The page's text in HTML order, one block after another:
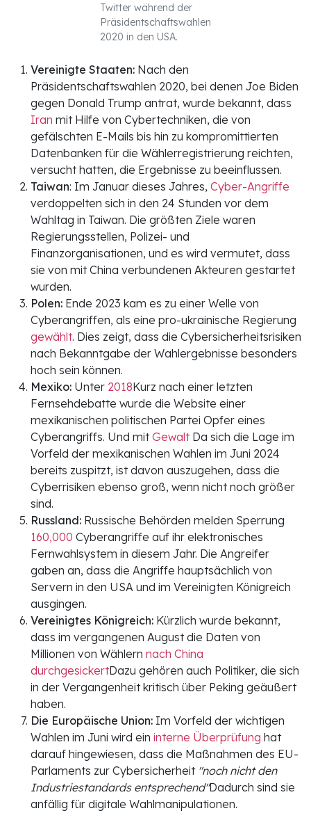
Twitter während der
Präsidentschaftswahlen
2020 in den USA.
Vereinigte Staaten: Nach den
Präsidentschaftswahlen 2020, bei denen Joe Biden
gegen Donald Trump antrat, wurde bekannt, dass
Iran mit Hilfe von Cybertechniken, die von
gefälschten E-Mails bis hin zu kompromittierten
Datenbanken für die Wählerregistrierung reichten,
versucht hatten, die Ergebnisse zu beeinflussen.
Taiwan: Im Januar dieses Jahres, Cyber-Angriffe
verdoppelten sich in den 24 Stunden vor dem
Wahltag in Taiwan. Die größten Ziele waren
Regierungsstellen, Polizei- und
Finanzorganisationen, und es wird vermutet, dass
sie von mit China verbundenen Akteuren gestartet
wurden.
Polen: Ende 2023 kam es zu einer Welle von
Cyberangriffen, als eine pro-ukrainische Regierung
gewählt. Dies zeigt, dass die Cybersicherheitsrisiken
nach Bekanntgabe der Wahlergebnisse besonders
hoch sein können.
Mexiko: Unter 2018Kurz nach einer letzten
Fernsehdebatte wurde die Website einer
mexikanischen politischen Partei Opfer eines
Cyberangriffs. Und mitGewaltDa sich die Lage im
Vorfeld der mexikanischen Wahlen im Juni 2024
bereits zuspitzt, ist davon auszugehen, dass die
Cyberrisiken ebenso groß, wenn nicht noch größer
sind.
Russland: Russische Behörden melden Sperrung
160,000 Cyberangriffe auf ihr elektronisches
Fernwahlsystem in diesem Jahr. Die Angreifer
gaben an, dass die Angriffe hauptsächlich von
Servern in den USA und im Vereinigten Königreich
ausgingen.
Vereinigtes Königreich: Kürzlich wurde bekannt,
dass im vergangenen August die Daten von
Millionen von Wählern nach China
durchgesickertDazu gehören auch Politiker, die sich
in der Vergangenheit kritisch über Peking geäußert
haben.
Die Europäische Union: Im Vorfeld der wichtigen
Wahlen im Juni wird ein interne Überprüfung hat
darauf hingewiesen, dass die Maßnahmen des EU-
Parlaments zur Cybersicherheit "noch nicht den
Industriestandards entsprechend"Dadurch sind sie
anfällig für digitale Wahlmanipulationen.